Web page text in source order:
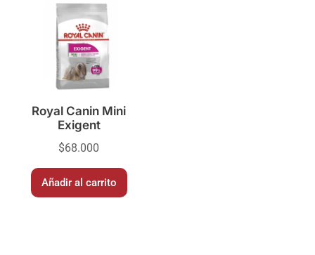
Royal Canin Mini
Exigent
$68.000
Añadir al carrito